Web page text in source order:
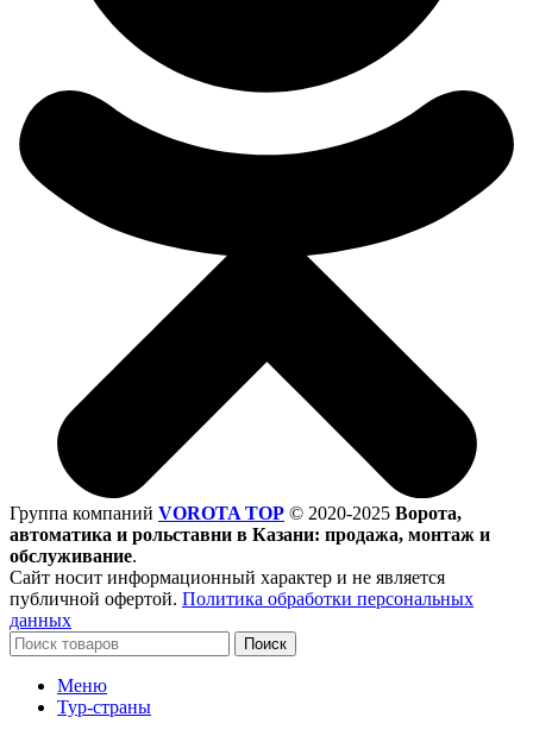
Группа компаний VOROTA TOP © 2020-2025 Ворота,
автоматика и рольставни в Казани: продажа, монтаж и
обслуживание.
Сайт носит информационный характер и не является
публичной офертой. Политика обработки персональных
данных
Поиск
Меню
Тур-страны